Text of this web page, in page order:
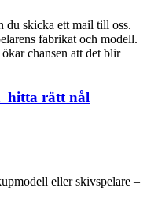
du skicka ett mail till oss.
fabrikat och modell.
chansen att det blir
hitta rätt nål
eller skivspelare –